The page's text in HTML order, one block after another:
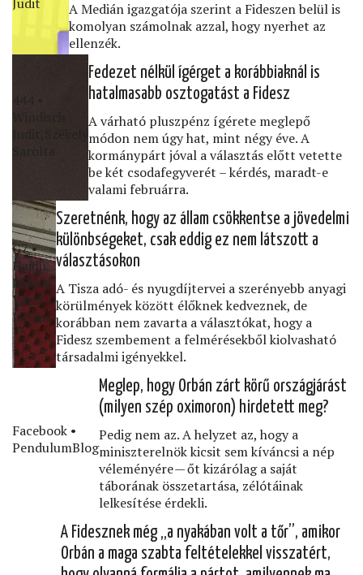
A Medián igazgatója szerint a Fideszen belül is
komolyan számolnak azzal, hogy nyerhet az
ellenzék.
444 •
Windisch
Judit,Székely
Sarolta
Fedezet nélkül ígérget a korábbiaknál is
hatalmasabb osztogatást a Fidesz
A várható pluszpénz ígérete meglepő
módon nem úgy hat, mint négy éve. A
kormánypárt jóval a választás előtt vetette
be két csodafegyverét – kérdés, maradt-e
valami februárra.
G7 •
Hajdu
Miklós,
Váczi
István
Szeretnénk, hogy az állam csökkentse a jövedelmi
különbségeket, csak eddig ez nem látszott a
választásokon
A Tisza adó- és nyugdíjtervei a szerényebb anyagi
körülmények között élőknek kedveznek, de
korábban nem zavarta a választókat, hogy a
Fidesz szembement a felmérésekből kiolvasható
társadalmi igényekkel.
Facebook •
PendulumBlog
Meglep, hogy Orbán zárt körű országjárást
(milyen szép oximoron) hirdetett meg?
Pedig nem az. A helyzet az, hogy a
miniszterelnök kicsit sem kíváncsi a nép
véleményére — őt kizárólag a saját
táborának összetartása, zélótáinak
lelkesítése érdekli.
A Fidesznek még „a nyakában volt a tőr”, amikor
Orbán a maga szabta feltételekkel visszatért,